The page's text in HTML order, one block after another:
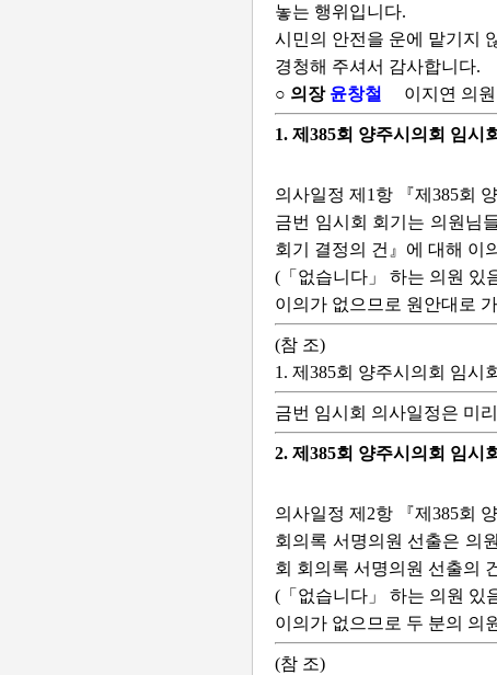
놓는 행위입니다.
시민의 안전을 운에 맡기지
경청해 주셔서 감사합니다.
○ 의장 윤창철 이지연 의
1. 제385회 양주시의회 임시
의사일정 제1항 『제385회
금번 임시회 회기는 의원님
회기 결정의 건』에 대해 이
(「없습니다」 하는 의원 있
이의가 없으므로 원안대로
(참 조)
1. 제385회 양주시의회 임시
금번 임시회 의사일정은 미
2. 제385회 양주시의회 임시
의사일정 제2항 『제385회
회의록 서명의원 선출은 의
회 회의록 서명의원 선출의
(「없습니다」 하는 의원 있
이의가 없으므로 두 분의 의
(참 조)